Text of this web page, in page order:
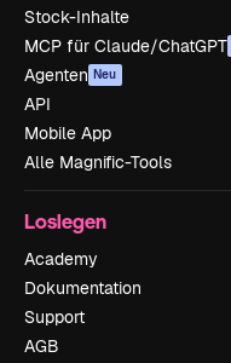
Stock-Inhalte
MCP für Claude/ChatGPT
Agenten Neu
API
Mobile App
Alle Magnific-Tools
Loslegen
Academy
Dokumentation
Support
AGB